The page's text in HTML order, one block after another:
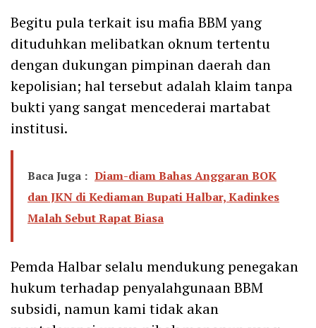
Begitu pula terkait isu mafia BBM yang
dituduhkan melibatkan oknum tertentu
dengan dukungan pimpinan daerah dan
kepolisian; hal tersebut adalah klaim tanpa
bukti yang sangat mencederai martabat
institusi.
Baca Juga : Diam-diam Bahas Anggaran BOK
dan JKN di Kediaman Bupati Halbar, Kadinkes
Malah Sebut Rapat Biasa
Pemda Halbar selalu mendukung penegakan
hukum terhadap penyalahgunaan BBM
subsidi, namun kami tidak akan